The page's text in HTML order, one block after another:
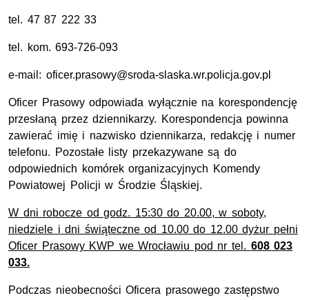
tel. 47 87 222 33
tel. kom. 693-726-093
e-mail: oficer.prasowy@sroda-slaska.wr.policja.gov.pl
Oficer Prasowy odpowiada wyłącznie na korespondencję
przesłaną przez dziennikarzy. Korespondencja powinna
zawierać imię i nazwisko dziennikarza, redakcję i numer
telefonu. Pozostałe listy przekazywane są do
odpowiednich komórek organizacyjnych Komendy
Powiatowej Policji w Środzie Śląskiej.
W dni robocze odgodz. 15:30 do 20.00, w soboty,
niedziele i dni świąteczne od 10.00 do 12.00 dyżur pełni
Oficer Prasowy KWP we Wrocławiu pod nr tel. 608 023
033.
Podczas nieobecności Oficera prasowego zastępstwo